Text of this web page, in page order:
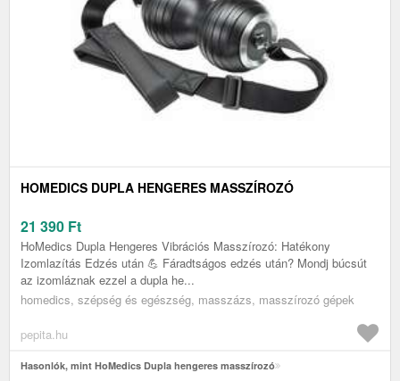
HOMEDICS DUPLA HENGERES MASSZÍROZÓ
21 390 Ft
HoMedics Dupla Hengeres Vibrációs Masszírozó: Hatékony
Izomlazítás Edzés után 💪 Fáradtságos edzés után? Mondj búcsút
az izomláznak ezzel a dupla he...
homedics, szépség és egészség, masszázs, masszírozó gépek
pepita.hu
Hasonlók, mint HoMedics Dupla hengeres masszírozó